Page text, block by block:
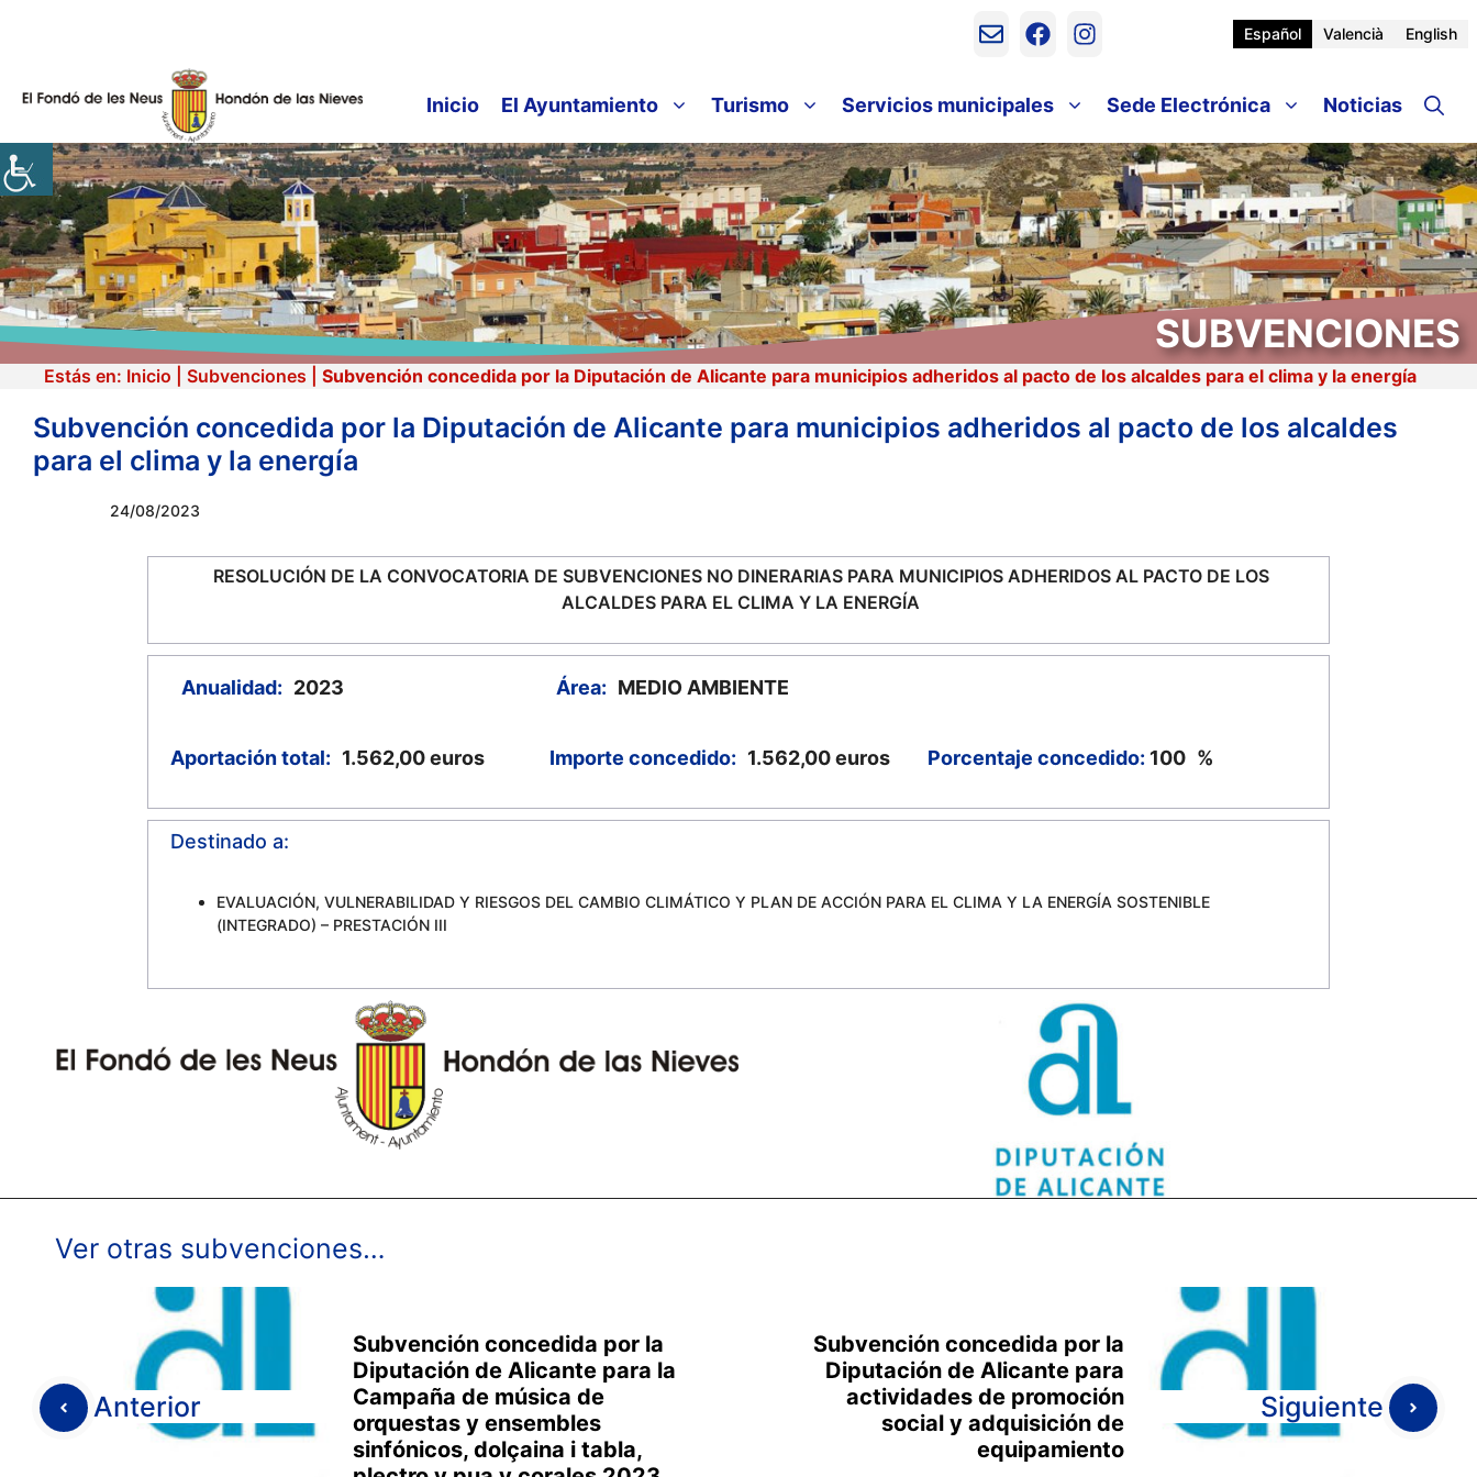
Español Valencià English
Inicio El Ayuntamiento Turismo Servicios municipales Sede Electrónica Noticias
SUBVENCIONES
Estás en: Inicio Subvenciones Subvención concedida por la Diputación de Alicante para municipios adheridos al pacto de los alcaldes para el clima y la energía
Subvención concedida por la Diputación de Alicante para municipios adheridos al pacto de los alcaldes
para el clima y la energía
24/08/2023
RESOLUCIÓN DE LA CONVOCATORIA DE SUBVENCIONES NO DINERARIAS PARA MUNICIPIOS ADHERIDOS AL PACTO DE LOS
ALCALDES PARA EL CLIMA Y LA ENERGÍA
Anualidad: 2023 Área: MEDIO AMBIENTE
Aportación total: 1.562,00 euros Importe concedido: 1.562,00 euros Porcentaje concedido: 100 %
Destinado a:
EVALUACIÓN, VULNERABILIDAD Y RIESGOS DEL CAMBIO CLIMÁTICO Y PLAN DE ACCIÓN PARA EL CLIMA Y LA ENERGÍA SOSTENIBLE
(INTEGRADO) – PRESTACIÓN III
Ver otras subvenciones…
Anterior
Subvención concedida por la
Diputación de Alicante para la
Campaña de música de
orquestas y ensembles
sinfónicos, dolçaina i tabla,
Subvención concedida por la
Diputación de Alicante para
actividades de promoción
social y adquisición de
equipamiento
Siguiente